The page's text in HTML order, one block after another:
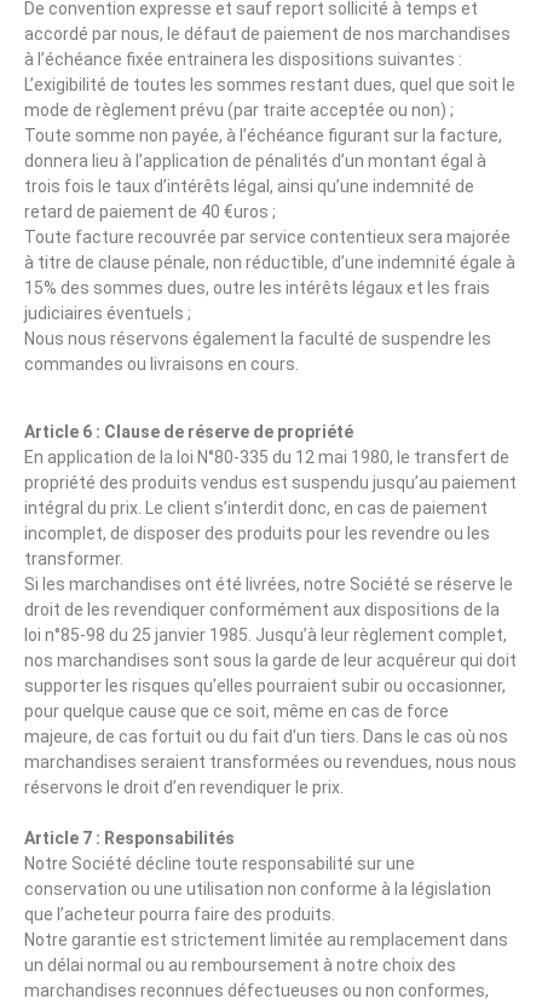
De convention expresse et sauf report sollicité à temps et
accordé par nous, le défaut de paiement de nos marchandises
à l’échéance fixée entrainera les dispositions suivantes :
L’exigibilité de toutes les sommes restant dues, quel que soit le
mode de règlement prévu (par traite acceptée ou non) ;
Toute somme non payée, à l’échéance figurant sur la facture,
donnera lieu à l’application de pénalités d’un montant égal à
trois fois le taux d’intérêts légal, ainsi qu’une indemnité de
retard de paiement de 40 €uros ;
Toute facture recouvrée par service contentieux sera majorée
à titre de clause pénale, non réductible, d’une indemnité égale à
15% des sommes dues, outre les intérêts légaux et les frais
judiciaires éventuels ;
Nous nous réservons également la faculté de suspendre les
commandes ou livraisons en cours.
Article 6 : Clause de réserve de propriété
En application de la loi N°80-335 du 12 mai 1980, le transfert de
propriété des produits vendus est suspendu jusqu’au paiement
intégral du prix. Le client s’interdit donc, en cas de paiement
incomplet, de disposer des produits pour les revendre ou les
transformer.
Si les marchandises ont été livrées, notre Société se réserve le
droit de les revendiquer conformément aux dispositions de la
loi n°85-98 du 25 janvier 1985. Jusqu’à leur règlement complet,
nos marchandises sont sous la garde de leur acquéreur qui doit
supporter les risques qu’elles pourraient subir ou occasionner,
pour quelque cause que ce soit, même en cas de force
majeure, de cas fortuit ou du fait d’un tiers. Dans le cas où nos
marchandises seraient transformées ou revendues, nous nous
réservons le droit d’en revendiquer le prix.
Article 7 : Responsabilités
Notre Société décline toute responsabilité sur une
conservation ou une utilisation non conforme à la législation
que l’acheteur pourra faire des produits.
Notre garantie est strictement limitée au remplacement dans
un délai normal ou au remboursement à notre choix des
marchandises reconnues défectueuses ou non conformes,